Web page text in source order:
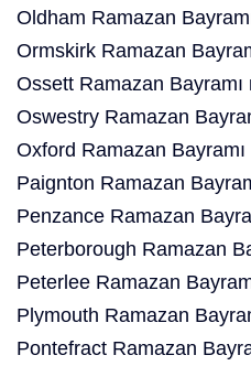
Oldham Ramazan
Ormskirk Ramazan
Ossett Ramazan
Oswestry Ramazan
Oxford Ramazan
Paignton Ramazan
Penzance Ramazan
Peterborough Ramazan
Peterlee Ramazan
Plymouth Ramazan
Pontefract Ramazan